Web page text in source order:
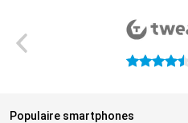
4.5 sterren
Populaire smartphones